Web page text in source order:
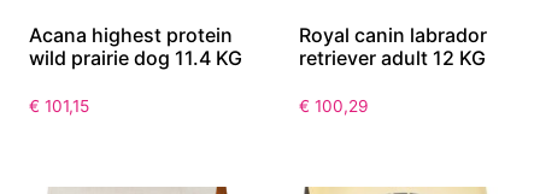
Acana highest protein
wild prairie dog 11.4 KG
€ 101,15
Royal canin labrador
retriever adult 12 KG
€ 100,29